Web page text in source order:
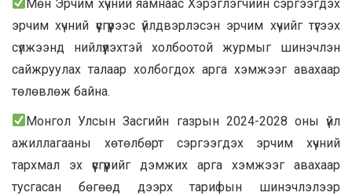
Мөн Эрчим хүчний яамнаас Хэрэглэгчийн сэргээгдэх
эрчим хүчний үүсгүүрээс үйлдвэрлэсэн эрчим хүчийг түгээх
сүлжээнд нийлүүлэхтэй холбоотой журмыг шинэчлэн
сайжруулах талаар холбогдох арга хэмжээг авахаар
төлөвлөж байна.
Монгол Улсын Засгийн газрын 2024-2028 оны үйл
ажиллагааны хөтөлбөрт сэргээгдэх эрчим хүчний
тархмал эх үүсгүүрийг дэмжих арга хэмжээг авахаар
тусгасан бөгөөд дээрх тарифын шинэчлэлээр